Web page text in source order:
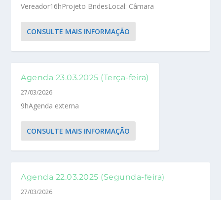
Vereador16hProjeto BndesLocal: Câmara
CONSULTE MAIS INFORMAÇÃO
Agenda 23.03.2025 (Terça-feira)
27/03/2026
9hAgenda externa
CONSULTE MAIS INFORMAÇÃO
Agenda 22.03.2025 (Segunda-feira)
27/03/2026